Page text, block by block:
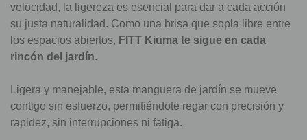
velocidad, la ligereza es esencial para dar a cada acción
su justa naturalidad. Como una brisa que sopla libre entre
los espacios abiertos, FITT Kiuma te sigue en cada
rincón del jardín.
Ligera y manejable, esta manguera de jardín se mueve
contigo sin esfuerzo, permitiéndote regar con precisión y
rapidez, sin interrupciones ni fatiga.